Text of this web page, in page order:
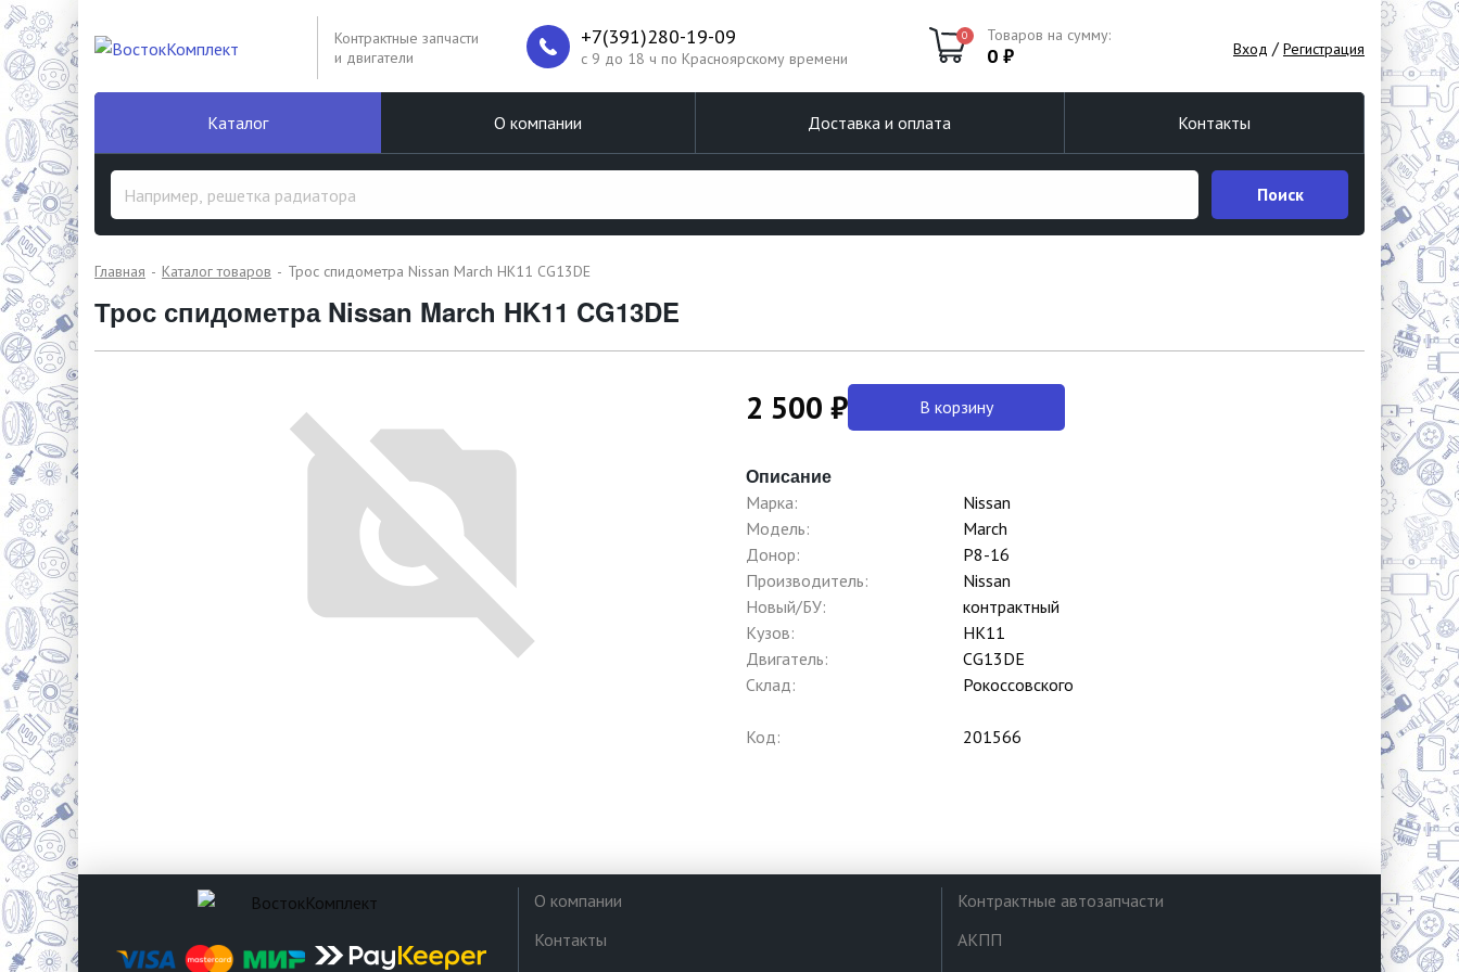
Контрактные запчасти
и двигатели
+7(391)280-19-09
c 9 до 18 ч по Красноярскому времени
0 Товаров на сумму:
0 ₽ Вход / Регистрация
Каталог О компании Доставка и оплата Контакты
Поиск
Главная Каталог товаров Трос спидометра Nissan March HK11 CG13DE
Трос спидометра Nissan March HK11 CG13DE
2 500 ₽ В корзину
Описание
Марка:
Nissan
Модель:
March
Донор:
P8-16
Производитель:
Nissan
Новый/БУ:
контрактный
Кузов:
HK11
Двигатель:
CG13DE
Склад:
Рокоссовского
Код: 201566
О компании
Контакты
Контрактные автозапчасти
АКПП